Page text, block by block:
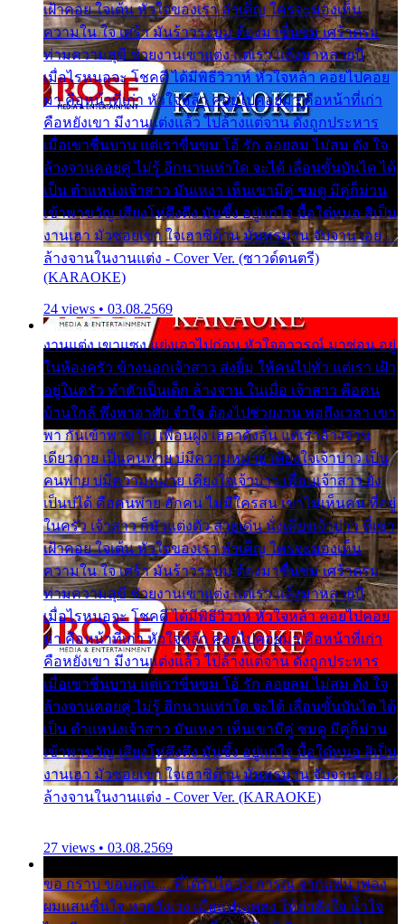
เฝ้าคอย ใจเต้น หัวใจของเรา ลำเค็ญ ใครจะมองเห็น
ความใน ใจ เศร้า มันร้าวระบม ต้องมาขื่นขม เศร้าตรม
ท่ามความสุขี ช่วยงานเขาแต่ง แต่เรา แล้งมาหลายปี
เมื่อไรหนอจะ โชคดี ได้มีพิธีวิวาห์ หัวใจหล้า คอยไปคอย
มา คือหน้าที่เก่า หัวใจหล้า คอยไปคอยมา คือหน้าที่เก่า
คือหยังเขา มีงานแต่งแล้ว ไปล้างแต่จาน ดั่งถูกประหาร
เมื่อเขาชื่นบาน แต่เราขื่นขม โอ้ รัก ลอยลม ไม่สม ดัง ใจ
ล้างจานคอยคู่ ไม่รู้ อีกนานเท่าใด จะได้ เลื่อนขั้นบันได ได้
เป็น ตำแหน่งเจ้าสาว มันเหงา เห็นเขามีคู่ ซมดู มีคู่ก็ม่วน
เข้าพาขวัญ เสียงโห่ตึงตึง มันซึ้ง อยู่แก่ใจ มื้อใด๋หนอ สิเป็น
งานเฮา มัวซอยเขา ใจเฮาซิด้าน มันทรมาน จับจาน เอย…
ล้างจานในงานแต่ง - Cover Ver. (ซาวด์ดนตรี)
(KARAOKE)
24 views • 03.08.2569
งานแต่ง เขาแซง แย่งเอาไปก่อน หัวใจอาวรณ์ มาซ่อน อยู่
ในห้องครัว ข้างนอกเจ้าสาว ส่งยิ้ม ให้คนไปทั่ว แต่เรา เฝ้า
อยู่ในครัว ทำตัวเป็นเด็ก ล้างจาน ในเมื่อ เจ้าสาว คือคน
บ้านใกล้ พึ่งพาอาศัย จำใจ ต้องไปช่วยงาน พอถึงเวลา เขา
พา กันเข้าพาขวัญ เพื่อนฝูง เฮฮาดังลั่น แต่เราล้างจาน
เดียวดาย เป็นคนพ่าย บ่มีความหมาย เคียงใจเจ้าบ่าว เป็น
คนพ่าย บ่มีความหมาย เคียงใจเจ้าบ่าว เพื่อนเจ้าสาว ยัง
เป็นบ่ได้ คือคนพ่าย ฮักคน ไม่มีใครสน เขาไม่เห็นคน ที่อยู่
ในครัว เจ้าสาว ก็มัวแต่งตัว สวยเด่น นั่งเคียงเจ้าบ่าว ที่เขา
เฝ้าคอย ใจเต้น หัวใจของเรา ลำเค็ญ ใครจะมองเห็น
ความใน ใจ เศร้า มันร้าวระบม ต้องมาขื่นขม เศร้าตรม
ท่ามความสุขี ช่วยงานเขาแต่ง แต่เรา แล้งมาหลายปี
เมื่อไรหนอจะ โชคดี ได้มีพิธีวิวาห์ หัวใจหล้า คอยไปคอย
มา คือหน้าที่เก่า หัวใจหล้า คอยไปคอยมา คือหน้าที่เก่า
คือหยังเขา มีงานแต่งแล้ว ไปล้างแต่จาน ดั่งถูกประหาร
เมื่อเขาชื่นบาน แต่เราขื่นขม โอ้ รัก ลอยลม ไม่สม ดัง ใจ
ล้างจานคอยคู่ ไม่รู้ อีกนานเท่าใด จะได้ เลื่อนขั้นบันได ได้
เป็น ตำแหน่งเจ้าสาว มันเหงา เห็นเขามีคู่ ซมดู มีคู่ก็ม่วน
เข้าพาขวัญ เสียงโห่ตึงตึง มันซึ้ง อยู่แก่ใจ มื้อใด๋หนอ สิเป็น
งานเฮา มัวซอยเขา ใจเฮาซิด้าน มันทรมาน จับจาน เอย…
ล้างจานในงานแต่ง - Cover Ver. (KARAOKE)
27 views • 03.08.2569
ขอ กราบ ขอบคุณ.... ที่ได้รับไออุ่น การุณ จากแฟน เพลง
ผมแสนชื่นใจ หายวังเวง เมื่อแฟนเพลง ให้กำลังใจ น้ำใจ